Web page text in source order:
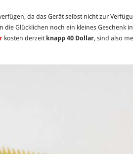
da das Gerät selbst nicht zur
Glücklichen noch ein kleines Geschenk
kosten derzeit knapp 40 Dollar, sind also